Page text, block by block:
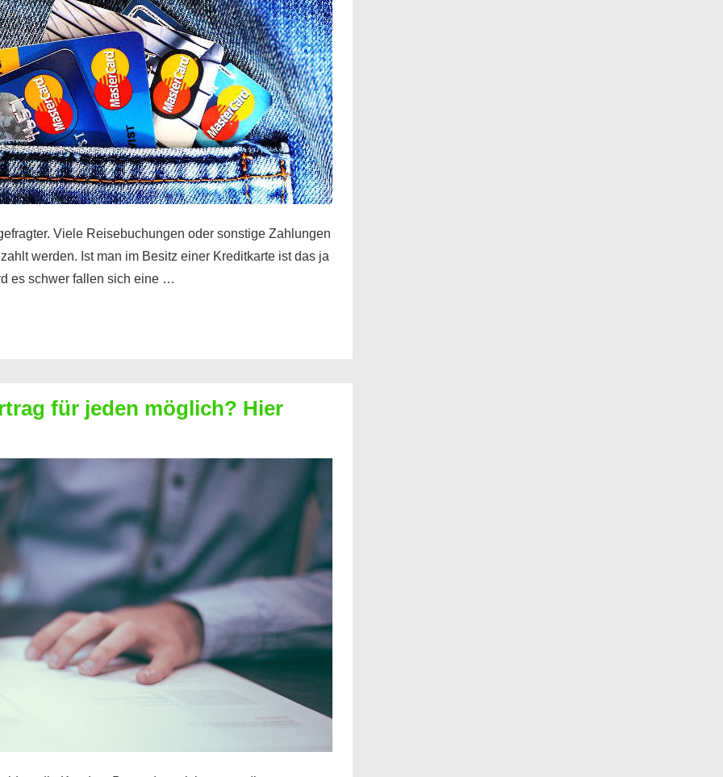
Viele Reisebuchungen oder sonstige Zahlungen
werden. Ist man im Besitz einer Kreditkarte ist das ja
es schwer fallen sich eine …
für jeden möglich? Hier